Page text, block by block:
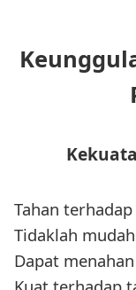
Tahan
Tidaklah
Dapat